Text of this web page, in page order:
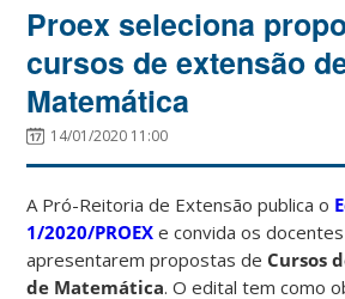
Proex seleciona
cursos de extensão
Matemática
14/01/2020 11:00
A Pró-Reitoria de Extensão publica o
1/2020/PROEX e convida os docentes
apresentarem propostas de Cursos
de Matemática. O edital tem como